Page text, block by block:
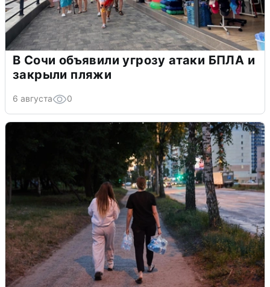
В Сочи объявили угрозу атаки БПЛА и
закрыли пляжи
6 августа 0